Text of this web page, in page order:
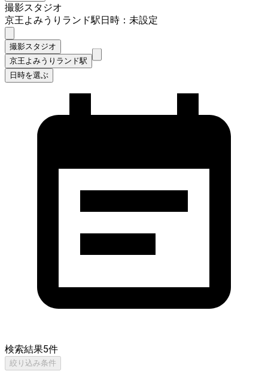
撮影スタジオ
京王よみうりランド駅日時：未設定
撮影スタジオ
京王よみうりランド駅
日時を選ぶ
検索結果5件
絞り込み条件